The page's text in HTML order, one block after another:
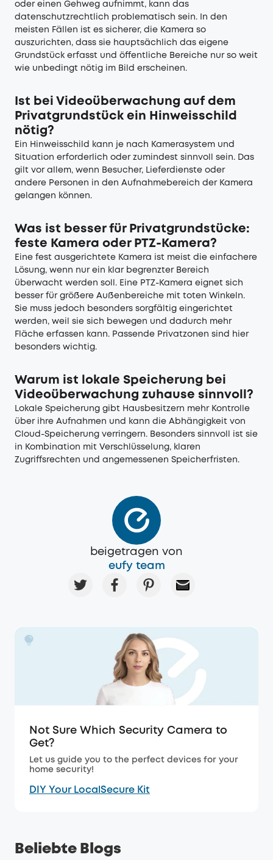
oder einen Gehweg aufnimmt, kann das
datenschutzrechtlich problematisch sein. In den
meisten Fällen ist es sicherer, die Kamera so
auszurichten, dass sie hauptsächlich das eigene
Grundstück erfasst und öffentliche Bereiche nur so weit
wie unbedingt nötig im Bild erscheinen.
Ist bei Videoüberwachung auf dem
Privatgrundstück ein Hinweisschild
nötig?
Ein Hinweisschild kann je nach Kamerasystem und
Situation erforderlich oder zumindest sinnvoll sein. Das
gilt vor allem, wenn Besucher, Lieferdienste oder
andere Personen in den Aufnahmebereich der Kamera
gelangen können.
Was ist besser für Privatgrundstücke:
feste Kamera oder PTZ-Kamera?
Eine fest ausgerichtete Kamera ist meist die einfachere
Lösung, wenn nur ein klar begrenzter Bereich
überwacht werden soll. Eine PTZ-Kamera eignet sich
besser für größere Außenbereiche mit toten Winkeln.
Sie muss jedoch besonders sorgfältig eingerichtet
werden, weil sie sich bewegen und dadurch mehr
Fläche erfassen kann. Passende Privatzonen sind hier
besonders wichtig.
Warum ist lokale Speicherung bei
Videoüberwachung zuhause sinnvoll?
Lokale Speicherung gibt Hausbesitzern mehr Kontrolle
über ihre Aufnahmen und kann die Abhängigkeit von
Cloud-Speicherung verringern. Besonders sinnvoll ist sie
in Kombination mit Verschlüsselung, klaren
Zugriffsrechten und angemessenen Speicherfristen.
beigetragen von
eufy team
Not Sure Which Security Camera to
Get?
Let us guide you to the perfect devices for your
home security!
DIY Your LocalSecure Kit
Beliebte Blogs